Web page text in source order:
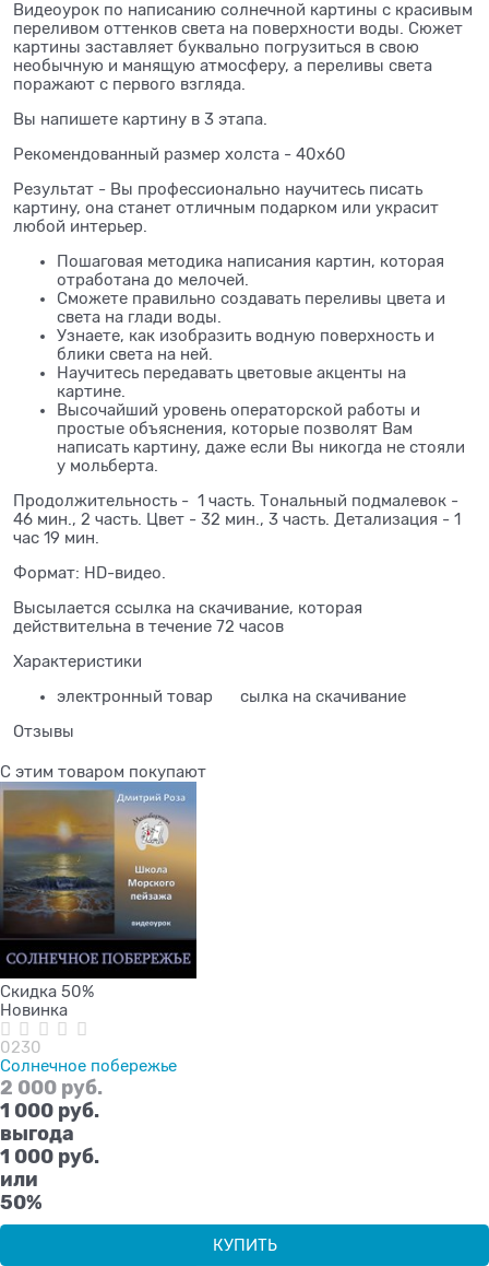
Видеоурок по написанию солнечной картины с красивым
переливом оттенков света на поверхности воды. Сюжет
картины заставляет буквально погрузиться в свою
необычную и манящую атмосферу, а переливы света
поражают с первого взгляда.
Вы напишете картину в 3 этапа.
Рекомендованный размер холста - 40х60
Результат - Вы профессионально научитесь писать
картину, она станет отличным подарком или украсит
любой интерьер.
Пошаговая методика написания картин, которая
отработана до мелочей.
Сможете правильно создавать переливы цвета и
света на глади воды.
Узнаете, как изобразить водную поверхность и
блики света на ней.
Научитесь передавать цветовые акценты на
картине.
Высочайший уровень операторской работы и
простые объяснения, которые позволят Вам
написать картину, даже если Вы никогда не стояли
у мольберта.
Продолжительность - 1 часть. Тональный подмалевок -
46 мин., 2 часть. Цвет - 32 мин., 3 часть. Детализация - 1
час 19 мин.
Формат: HD-видео.
Высылается ссылка на скачивание, которая
действительна в течение 72 часов
Характеристики
электронный товар
сылка на скачивание
Отзывы
С этим товаром покупают
Скидка 50%
Новинка
0230
Солнечное побережье
2 000 руб.
1 000 руб.
выгода
1 000 руб.
или
50%
КУПИТЬ